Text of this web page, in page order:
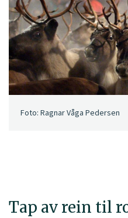
Tap av rein til
Foto: Ragnar Våga Pedersen